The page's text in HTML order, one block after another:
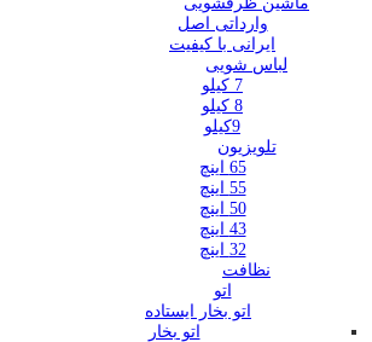
وارداتی اصل
ایرانی با کیفیت
لباس شویی
7 کیلو
8 کیلو
9کیلو
تلویزیون
65 اینچ
55 اینچ
50 اینچ
43 اینچ
32 اینچ
نظافت
اتو
اتو بخار ایستاده
اتو بخار